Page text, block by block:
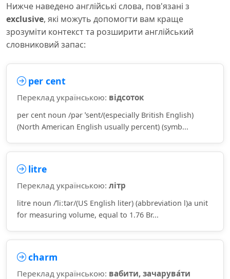
Нижче наведено англійські слова, пов'язані з
exclusive, які можуть допомогти вам краще
зрозуміти контекст та розширити англійський
словниковий запас:
per cent
Переклад українською: відсоток
per cent noun /pər ˈsent/(especially British English)
(North American English usually percent) (symb...
litre
Переклад українською: літр
litre noun /ˈliːtər/(US English liter) (abbreviation l)a unit
for measuring volume, equal to 1.76 Br...
charm
Переклад українською: вабити, зачарува́ти